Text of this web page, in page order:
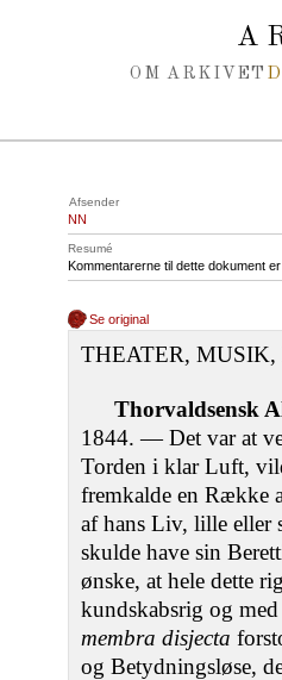
OM ARKIVET
Afsender
NN
Resumé
Kommentarerne til dette dokument
Se original
THEATER,
Thorvaldsensk
1844. — Det var at
Torden i klar Luft,
fremkalde en Række
af hans Liv, lille eller
skulde have sin
ønske, at hele dette
kundskabsrig og
membra disjecta
og Betydningsløse,